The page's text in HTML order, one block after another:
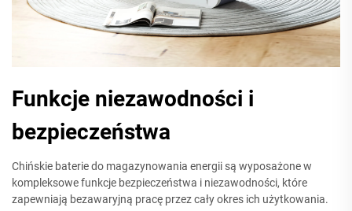
Funkcje niezawodności i
bezpieczeństwa
Chińskie baterie do magazynowania energii są wyposażone w
kompleksowe funkcje bezpieczeństwa i niezawodności, które
zapewniają bezawaryjną pracę przez cały okres ich użytkowania.